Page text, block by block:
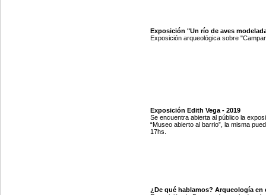
Exposición "Un río de aves
Exposición arqueológica sobre
Exposición Edith Vega - 2019
Se encuentra abierta al público la
“Museo abierto al barrio”, la misma
17hs.
¿De qué hablamos? Arqueología en